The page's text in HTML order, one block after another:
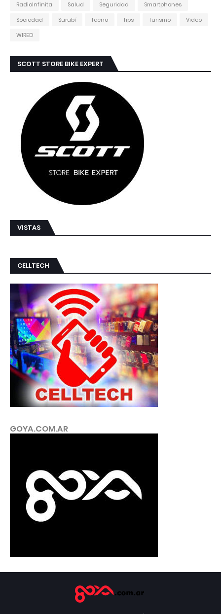
RadioInfinita
Salud Seguridad
Smartphones
Sociedad
Surubí Tecno Tips Turismo
Video
WIRED
SCOTT STORE BIKE EXPERT
VISTAS
CELLTECH
GOYA.COM.AR